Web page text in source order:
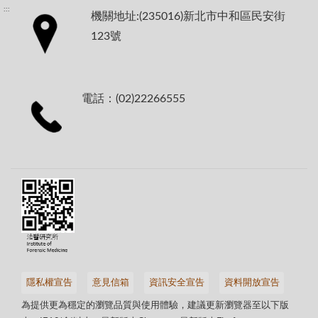
:::
機關地址:(235016)新北市中和區民安街
123號
電話：(02)22266555
隱私權宣告 意見信箱 資訊安全宣告 資料開放宣告
為提供更為穩定的瀏覽品質與使用體驗，建議更新瀏覽器至以下版